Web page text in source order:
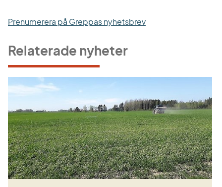
Prenumerera på Greppas nyhetsbrev
Relaterade nyheter